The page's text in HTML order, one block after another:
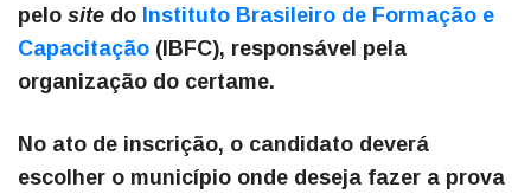
pelo site do Instituto Brasileiro de Formação e
Capacitação (IBFC), responsável pela
organização do certame.
No ato de inscrição, o candidato deverá
escolher o município onde deseja fazer a prova